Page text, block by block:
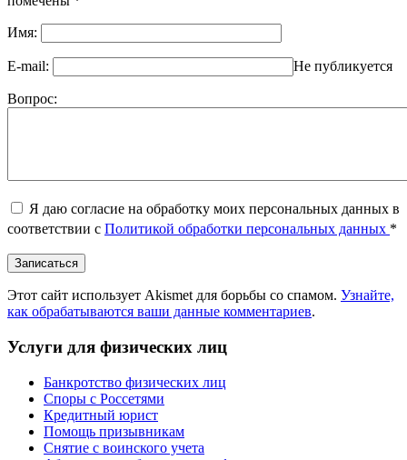
Имя:
E-mail: Не публикуется
Вопрос:
Я даю согласие на обработку моих персональных данных в
соответствии с Политикой обработки персональных данных *
Этот сайт использует Akismet для борьбы со спамом. Узнайте,
как обрабатываются ваши данные комментариев.
Услуги для физических лиц
Банкротство физических лиц
Споры с Россетями
Кредитный юрист
Помощь призывникам
Снятие с воинского учета